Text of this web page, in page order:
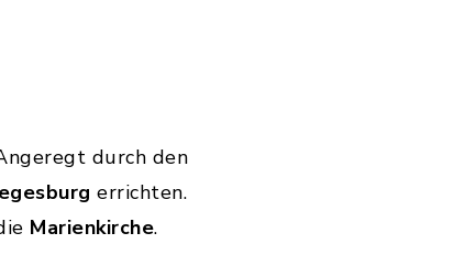
durch den
errichten.
Marienkirche.